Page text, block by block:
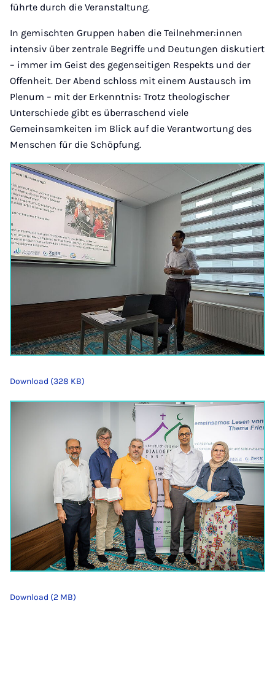
führte durch die Veranstaltung.
In gemischten Gruppen haben die Teilnehmer:innen
intensiv über zentrale Begriffe und Deutungen diskutiert
– immer im Geist des gegenseitigen Respekts und der
Offenheit. Der Abend schloss mit einem Austausch im
Plenum – mit der Erkenntnis: Trotz theologischer
Unterschiede gibt es überraschend viele
Gemeinsamkeiten im Blick auf die Verantwortung des
Menschen für die Schöpfung.
Download (328 KB)
Download (2 MB)